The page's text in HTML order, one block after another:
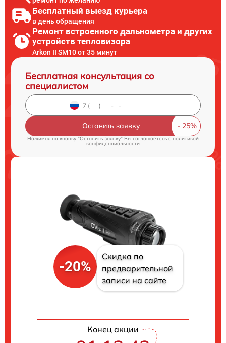
Бесплатный выезд курьера
в день обращения
Ремонт встроенного дальнометра и других
устройств тепловизора
Arkon II SM10 от 35 минут
Бесплатная консультация со
специалистом
Оставить заявку
Нажимая на кнопку "Оставить заявку" Вы соглашаетесь c политикой
конфиденциальности
-20%
Скидка по
предварительной
записи на сайте
Конец акции